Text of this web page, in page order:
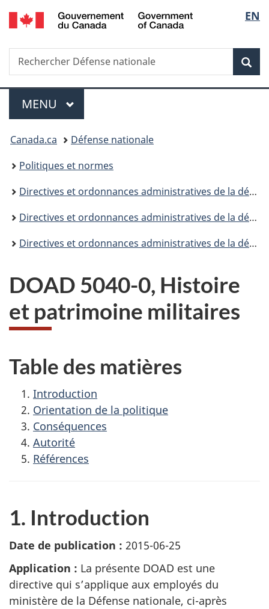
Passer
au
principal
Passer
à
Au
du
Passer
à
version
simplifiée
de
la
EN
Recherche
Rechercher
Défense
Menu
MENU PRINCIPAL
Vous
êtes
ici :
Canada.ca
Défense nationale
Politiques et normes
Directives et ordonnances administratives de la défense
Directives et ordonnances administratives de la défense (DOAD) - 5000
Directives et ordonnances administratives de la défense (DOAD) - 5040 - Table des matières
DOAD 5040-0, Histoire
et patrimoine militaires
Table des matières
Introduction
Orientation de la politique
Conséquences
Autorité
Références
1. Introduction
Date de publication : 2015-06-25
Application : La présente DOAD est une
directive qui s’applique aux employés du
ministère de la Défense nationale, ci-après